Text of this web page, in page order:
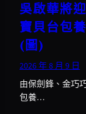
吳啟華將
寶貝台包
(圖)
2026 年 8 月 9 日
由保劍鋒、金巧
包養…